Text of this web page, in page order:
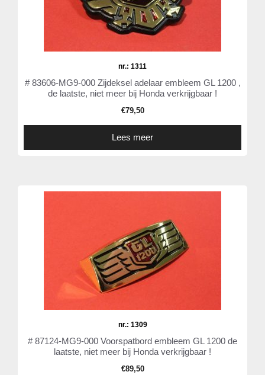
nr.: 1311
# 83606-MG9-000 Zijdeksel adelaar embleem GL 1200 ,
de laatste, niet meer bij Honda verkrijgbaar !
€79,50
Lees meer
nr.: 1309
# 87124-MG9-000 Voorspatbord embleem GL 1200 de
laatste, niet meer bij Honda verkrijgbaar !
€89,50